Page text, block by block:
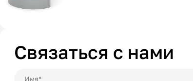
Связаться с нами